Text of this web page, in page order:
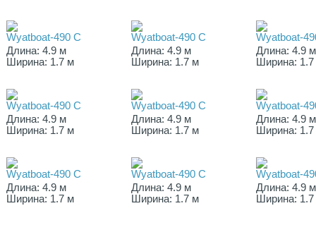
Wyatboat-490 C
Длина: 4.9 м
Ширина: 1.7 м
Wyatboat-490 C
Длина: 4.9 м
Ширина: 1.7 м
Wyatboat-
Длина: 4.9 м
Ширина:
Wyatboat-490 C
Длина: 4.9 м
Ширина: 1.7 м
Wyatboat-490 C
Длина: 4.9 м
Ширина: 1.7 м
Wyatboat-
Длина: 4.9 м
Ширина:
Wyatboat-490 C
Длина: 4.9 м
Ширина: 1.7 м
Wyatboat-490 C
Длина: 4.9 м
Ширина: 1.7 м
Wyatboat-
Длина: 4.9 м
Ширина: